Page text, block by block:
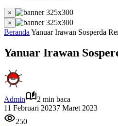
×
×
Beranda Yanuar Irawan Sosperda
Yanuar Irawan
Admin
2 min baca
11 Februari 20237 Maret 2023
250